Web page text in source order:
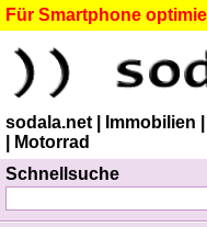
Für Smartphone
sodala.net | Immobilien
| Motorrad
Schnellsuche